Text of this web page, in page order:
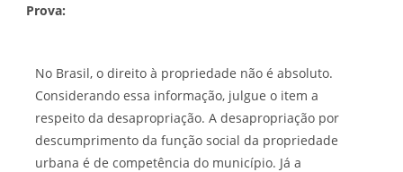
Prova:
No Brasil, o direito à propriedade não é absoluto.
Considerando essa informação, julgue o item a
respeito da desapropriação. A desapropriação por
descumprimento da função social da propriedade
urbana é de competência do município. Já a